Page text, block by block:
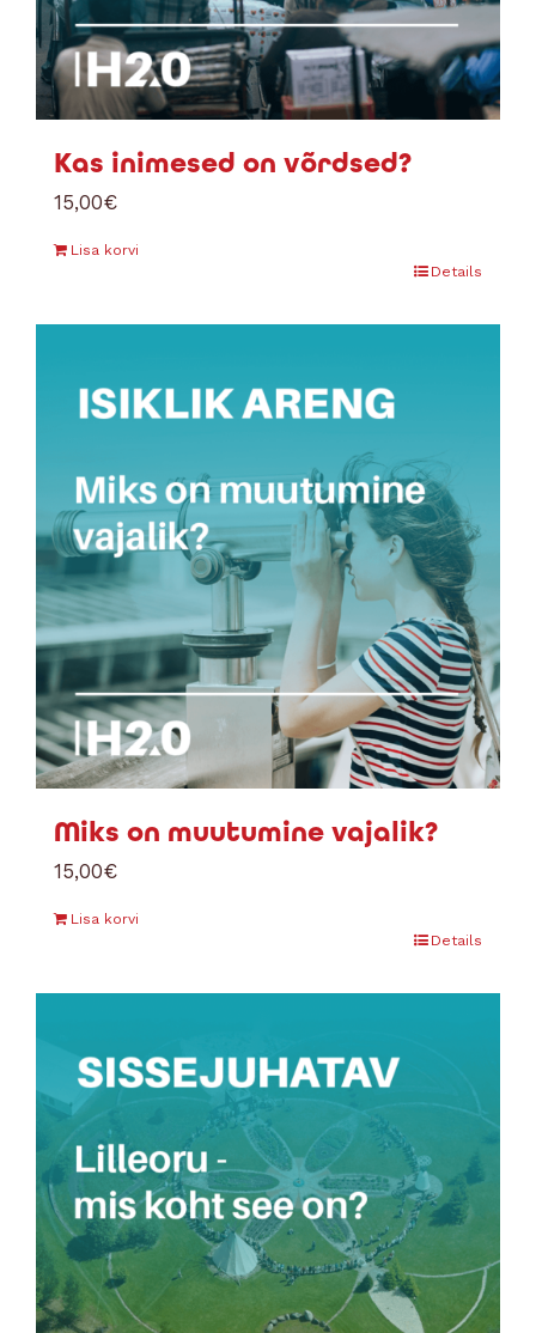
Kas inimesed on võrdsed?
15,00€
Lisa korvi
Details
Miks on muutumine vajalik?
15,00€
Lisa korvi
Details